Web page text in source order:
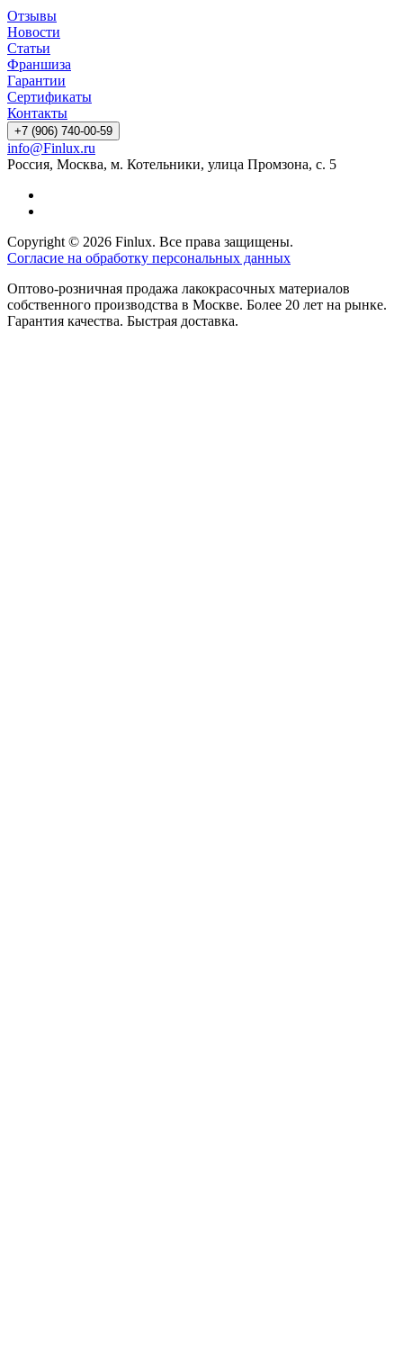
Отзывы
Новости
Статьи
Франшиза
Гарантии
Сертификаты
Контакты
+7 (906) 740-00-59
info@Finlux.ru
Россия, Москва, м. Котельники, улица Промзона, с. 5
Copyright © 2026 Finlux. Все права защищены.
Согласие на обработку персональных данных
Оптово-розничная продажа лакокрасочных материалов
собственного производства в Москве. Более 20 лет на рынке.
Гарантия качества. Быстрая доставка.